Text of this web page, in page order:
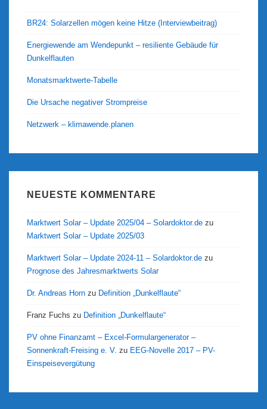
BR24: Solarzellen mögen keine Hitze (Interviewbeitrag)
Energiewende am Wendepunkt – resiliente Gebäude für
Dunkelflauten
Monatsmarktwerte-Tabelle
Die Ursache negativer Strompreise
Netzwerk – klimawende.planen
NEUESTE KOMMENTARE
Marktwert Solar – Update 2025/04 – Solardoktor.de zu
Marktwert Solar – Update 2025/03
Marktwert Solar – Update 2024-11 – Solardoktor.de zu
Prognose des Jahresmarktwerts Solar
Dr. Andreas Horn zu Definition „Dunkelflaute“
Franz Fuchs zu Definition „Dunkelflaute“
PV ohne Finanzamt – Excel-Formulargenerator –
Sonnenkraft-Freising e. V. zu EEG-Novelle 2017 – PV-
Einspeisevergütung